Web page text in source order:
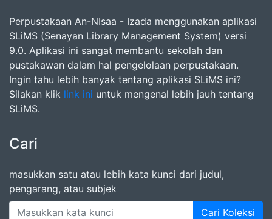
Perpustakaan An-NIsaa - Izada menggunakan aplikasi
SLiMS (Senayan Library Management System) versi
9.0. Aplikasi ini sangat membantu sekolah dan
pustakawan dalam hal pengelolaan perpustakaan.
Ingin tahu lebih banyak tentang aplikasi SLiMS ini?
Silakan klik link ini untuk mengenal lebih jauh tentang
SLiMS.
Cari
masukkan satu atau lebih kata kunci dari judul,
pengarang, atau subjek
Cari Koleksi